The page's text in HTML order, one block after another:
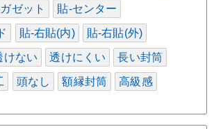
ゼット 貼-センター
貼-右貼(内) 貼-右貼(外)
けない 透けにくい 長い封筒
頭なし 額縁封筒 高級感